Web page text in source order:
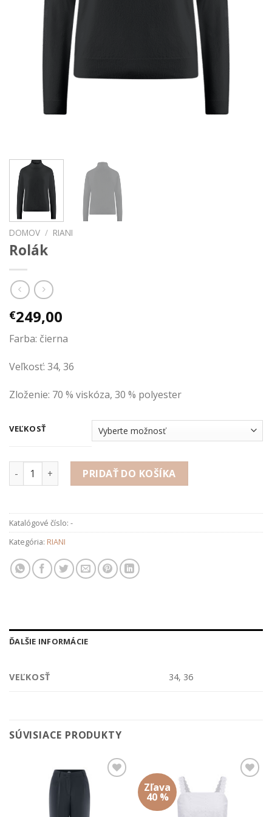
DOMOV / RIANI
Rolák
€249,00
Farba: čierna
Veľkosť: 34, 36
Zloženie: 70 % viskóza, 30 % polyester
VEĽKOSŤ
množstvo Rolák PRIDAŤ DO KOŠÍKA
Katalógové číslo: -
Kategória: RIANI
ĎALŠIE INFORMÁCIE
VEĽKOSŤ 34, 36
SÚVISIACE PRODUKTY
Zľava
40 %